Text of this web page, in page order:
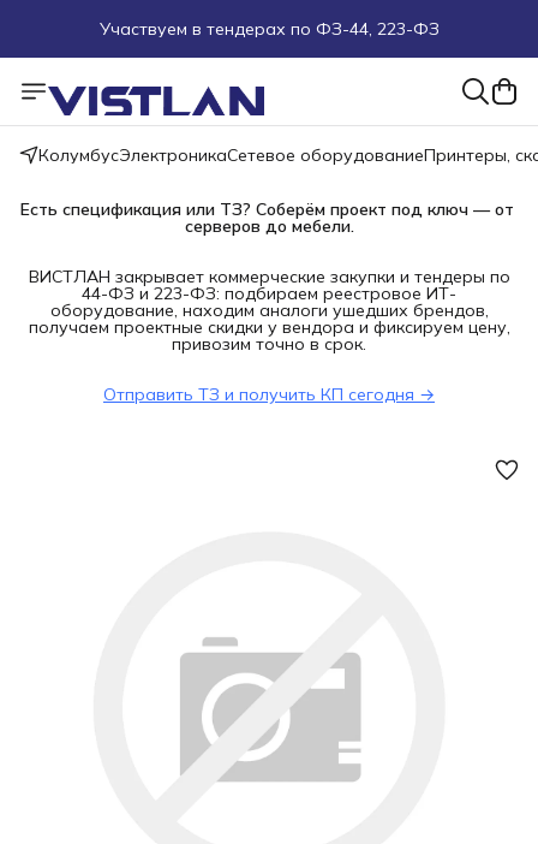
Участвуем в тендерах по ФЗ-44, 223-ФЗ
Пуско-наладочные работы
КолумбусЭлектроникаСетевое оборудованиеПринтеры,
Есть спецификация или ТЗ? Соберём проект под ключ — от
серверов до мебели.
ВИСТЛАН закрывает коммерческие закупки и тендеры по
44-ФЗ и 223-ФЗ: подбираем реестровое ИТ-
оборудование, находим аналоги ушедших брендов,
получаем проектные скидки у вендора и фиксируем цену,
привозим точно в срок.
Отправить ТЗ и получить КП сегодня →